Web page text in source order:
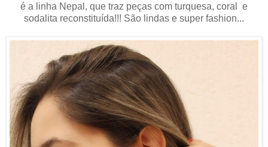
é a linha Nepal, que traz peças com turquesa, coral e
sodalita reconstituída!!! São lindas e super fashion...